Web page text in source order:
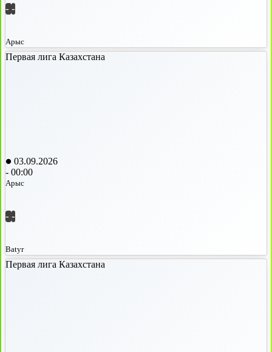
- -
Арыс
Первая лига Казахстана
03.09.2026
- 00:00
Арыс
- -
Batyr
Первая лига Казахстана